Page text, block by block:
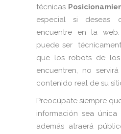
técnicas
especial si deseas
encuentre en la
puede ser
que los robots de
encuentren, no
contenido real de su
Preocúpate siempre
información sea
además atraerá